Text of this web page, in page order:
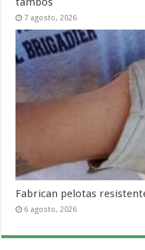
7 agosto, 2026
Fabrican pelotas
6 agosto, 2026